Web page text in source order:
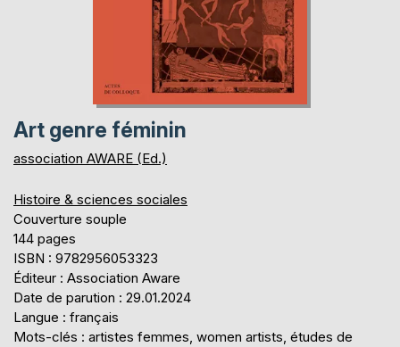
Art genre féminin
association AWARE (Ed.)
Histoire & sciences sociales
Couverture souple
144 pages
ISBN : 9782956053323
Éditeur : Association Aware
Date de parution : 29.01.2024
Langue : français
Mots-clés : artistes femmes, women artists, études de